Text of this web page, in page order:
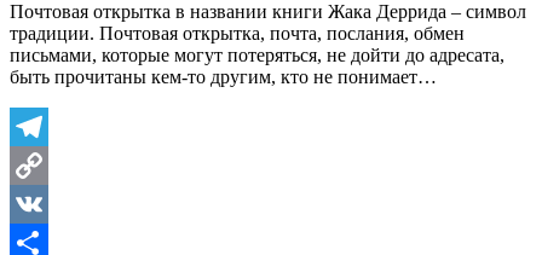
Почтовая открытка в названии книги Жака Деррида – символ
традиции. Почтовая открытка, почта, послания, обмен
письмами, которые могут потеряться, не дойти до адресата,
быть прочитаны кем-то другим, кто не понимает…
Telegram
Copy
Link
VK